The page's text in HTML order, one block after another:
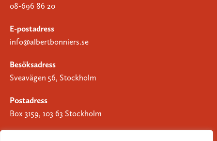
08-696 86 20
E-postadress
info@albertbonniers.se
Besöksadress
Sveavägen 56, Stockholm
Postadress
Box 3159, 103 63 Stockholm